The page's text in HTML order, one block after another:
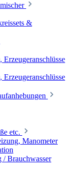
&
etc.
Manometer
/ Brauchwasser